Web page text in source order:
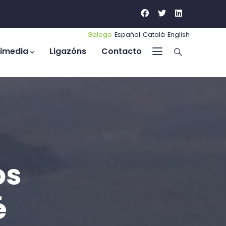
Galego Español Català English
Ligazóns Contacto